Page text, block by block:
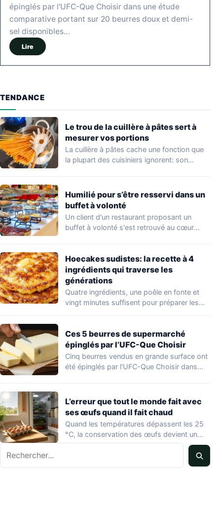
épinglés par l'UFC-Que Choisir dans une étude
comparative portant sur 20 beurres doux et demi-
sel disponibles…
Lire
TENDANCE
Le trou de la cuillère à pâtes sert à
mesurer vos portions
La cuillère à pâtes cache une fonction que
la plupart des cuisiniers ignorent: son…
Humilié pour s’être resservi dans un
buffet à volonté
Un client d'un restaurant proposant un
buffet à volonté s'est retrouvé au cœur
Hoecakes sudistes: la recette à 4
ingrédients qui traverse les
générations
Quatre ingrédients, une poêle en fonte et
vingt minutes suffisent pour préparer les
Ces 5 beurres de supermarché
épinglés par l’UFC-Que Choisir
Cinq beurres vendus en grande surface ont
été épinglés par l'UFC-Que Choisir dans
L’erreur que tout le monde fait avec
ses œufs quand il fait chaud
Quand les températures dépassent les 25
°C, la conservation des œufs devient un
vrai…